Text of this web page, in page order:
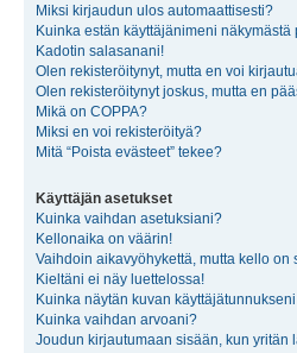
Miksi kirjaudun ulos automaattisesti?
Kuinka estän käyttäjänimeni
Kadotin salasanani!
Olen rekisteröitynyt, mutta en voi
Olen rekisteröitynyt joskus, mutta en
Mikä on COPPA?
Miksi en voi rekisteröityä?
Mitä “Poista evästeet” tekee?
Käyttäjän asetukset
Kuinka vaihdan asetuksiani?
Kellonaika on väärin!
Vaihdoin aikavyöhykettä, mutta kello on
Kieltäni ei näy luettelossa!
Kuinka näytän kuvan
Kuinka vaihdan arvoani?
Joudun kirjautumaan sisään, kun yritän